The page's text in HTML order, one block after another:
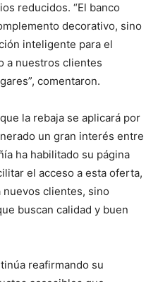
reducidos. “El banco
decorativo, sino
inteligente para el
a nuestros clientes
comentaron.
la rebaja se aplicará por
un gran interés entre
ha habilitado su página
el acceso a esta oferta,
clientes, sino
buscan calidad y buen
reafirmando su